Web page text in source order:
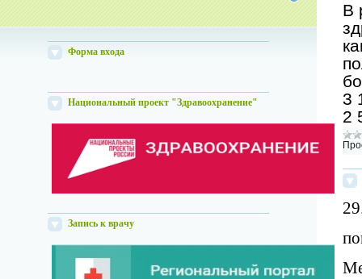
Форма входа
Национальный проект "Здравоохранение"
Запись к врачу
В
3
2